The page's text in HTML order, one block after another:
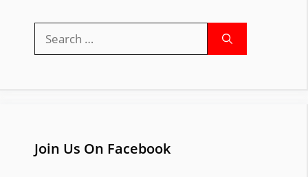
for:
Join Us On Facebook